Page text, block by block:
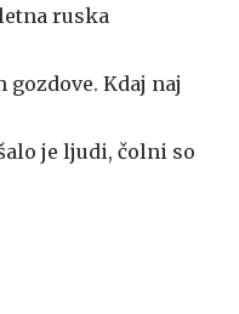
ruska
gozdove. Kdaj naj
je ljudi, čolni so